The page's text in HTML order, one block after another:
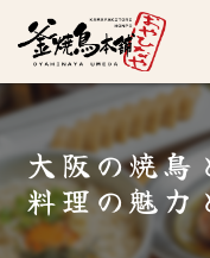
大阪の焼鳥
料理の魅力